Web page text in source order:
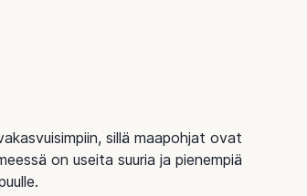
sillä maapohjat ovat
on useita suuria ja pienempiä